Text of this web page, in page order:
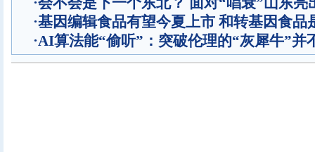
·基因编辑食品有望今夏上市 和转基因食品
·AI算法能“偷听”：突破伦理的“灰犀牛”并